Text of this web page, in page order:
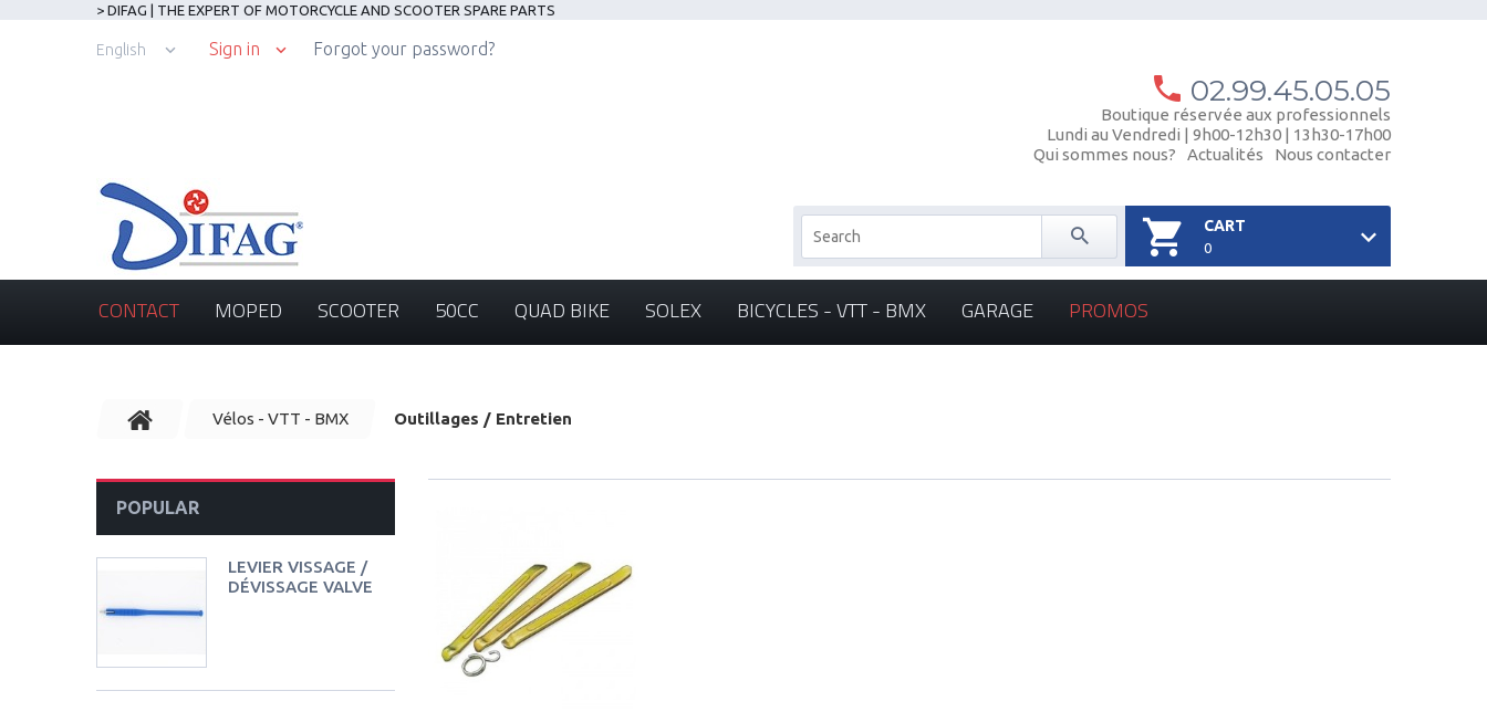
> DIFAG | THE EXPERT OF MOTORCYCLE AND SCOOTER SPARE PARTS
English Sign in Forgot your password?
02.99.45.05.05
Boutique réservée aux professionnels
Lundi au Vendredi | 9h00-12h30 | 13h30-17h00
Qui sommes nous?
Actualités Nous contacter
CART
0
CONTACT MOPED SCOOTER 50CC QUAD BIKE SOLEX BICYCLES - VTT - BMX GARAGE PROMOS
Vélos - VTT - BMX Outillages / Entretien
POPULAR
LEVIER VISSAGE /
DÉVISSAGE VALVE